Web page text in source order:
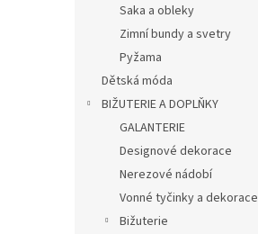
Saka a obleky
Zimní bundy a svetry
Pyžama
Dětská móda
BIŽUTERIE A DOPLŇKY
GALANTERIE
Designové dekorace
Nerezové nádobí
Vonné tyčinky a dekorace
Bižuterie